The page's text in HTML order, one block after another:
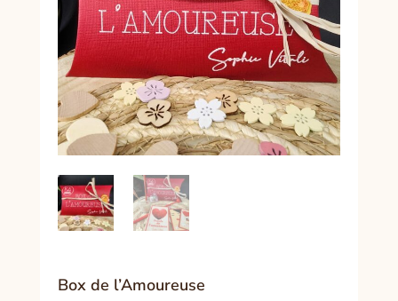
Box de l’Amoureuse